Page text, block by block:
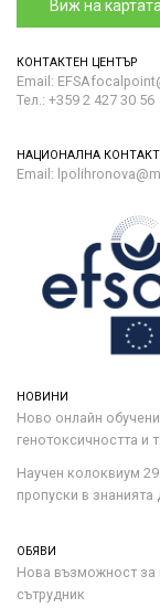
Виж на картата
КОНТАКТЕН ЦЕНТЪР
Email:
Тел.: +359 2 427 30 56
НАЦИОНАЛНА
Email:
НОВИНИ
Ново онлайн
генотоксичността и
Научен колоквиум
пропуски в
ОБЯВИ
Нова възможност за
сътрудник